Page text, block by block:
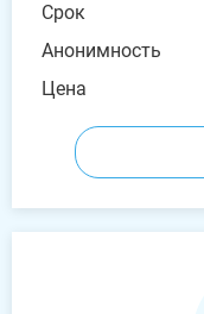
Срок
Анонимность
Цена